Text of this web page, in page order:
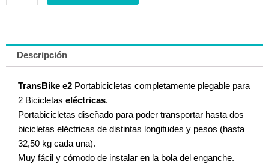
Descripción
TransBike e2 Portabicicletas completamente plegable para
2 Bicicletas eléctricas.
Portabicicletas diseñado para poder transportar hasta dos
bicicletas eléctricas de distintas longitudes y pesos (hasta
32,50 kg cada una).
Muy fácil y cómodo de instalar en la bola del enganche.